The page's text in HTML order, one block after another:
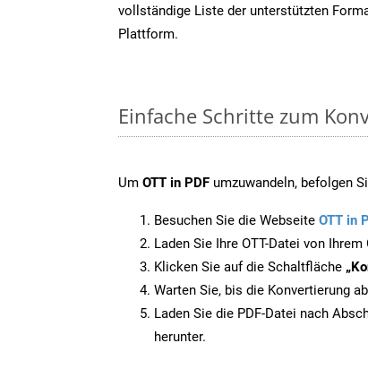
vollständige Liste der unterstützten
Plattform.
Einfache Schritte zum
Um OTT in PDF umzuwandeln, befolgen
Besuchen Sie die Webseite OTT in
Laden Sie Ihre OTT-Datei von Ihrem
Klicken Sie auf die Schaltfläche
Warten Sie, bis die Konvertierung
Laden Sie die PDF-Datei nach
herunter.